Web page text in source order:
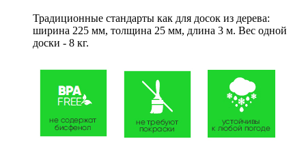
Традиционные стандарты как для досок из дерева:
ширина 225 мм, толщина 25 мм, длина 3 м. Вес одной
доски - 8 кг.